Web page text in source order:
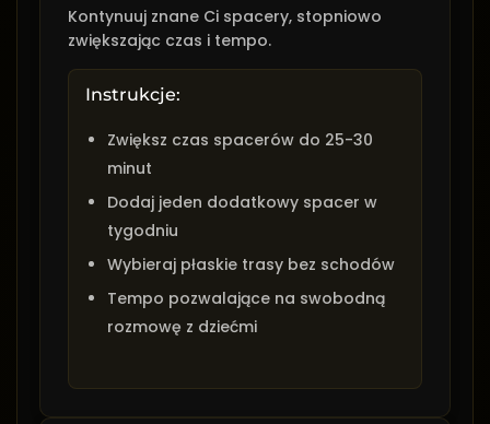
Kontynuuj znane Ci spacery, stopniowo
zwiększając czas i tempo.
Instrukcje:
Zwiększ czas spacerów do 25-30
minut
Dodaj jeden dodatkowy spacer w
tygodniu
Wybieraj płaskie trasy bez schodów
Tempo pozwalające na swobodną
rozmowę z dziećmi